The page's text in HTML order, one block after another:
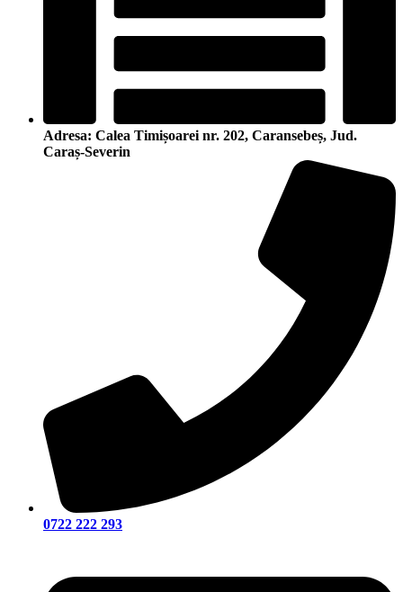
Adresa: Calea Timișoarei nr. 202, Caransebeș, Jud.
Caraș-Severin
0722 222 293